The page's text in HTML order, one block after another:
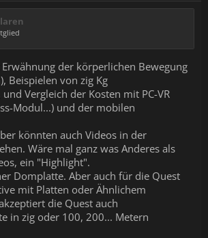
der körperlichen Bewegung
Beispielen von zig Kg
Vergleich der Kosten mit PC-VR
Modul...) und der mobilen
könnten auch Videos in der
Wäre mal ganz was Anderes als
ein "Highlight".
Domplatte. Aber auch für die Quest
mit Platten oder Ähnlichem
die Quest auch
in zig oder 100, 200... Metern